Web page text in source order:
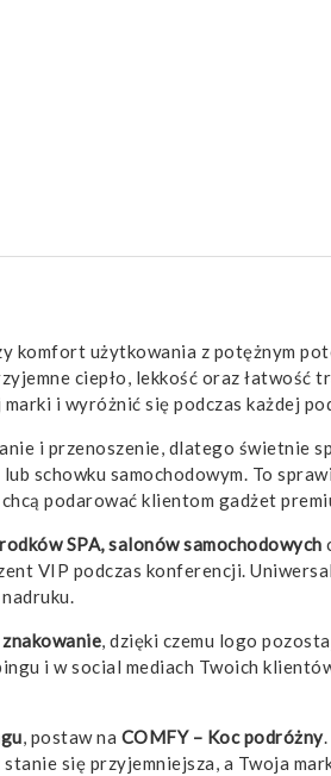
komfort użytkowania z potężnym
ciepło, lekkość oraz
i wyróżnić się podczas każdej
i przenoszenie, dlatego świetnie
schowku samochodowym. To
podarować klientom gadżet
SPA, salonów samochodowych
VIP podczas konferencji.
, dzięki czemu logo
i w social mediach Twoich
, postaw na COMFY – Koc podróżny
się przyjemniejsza, a Twoja